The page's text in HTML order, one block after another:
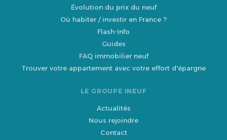
Évolution du prix du neuf
Où habiter / investir en France ?
Flash-Info
Guides
FAQ immobilier neuf
Trouver votre appartement avec votre effort d'épargne
LE GROUPE INEUF
Actualités
Nous rejoindre
Contact